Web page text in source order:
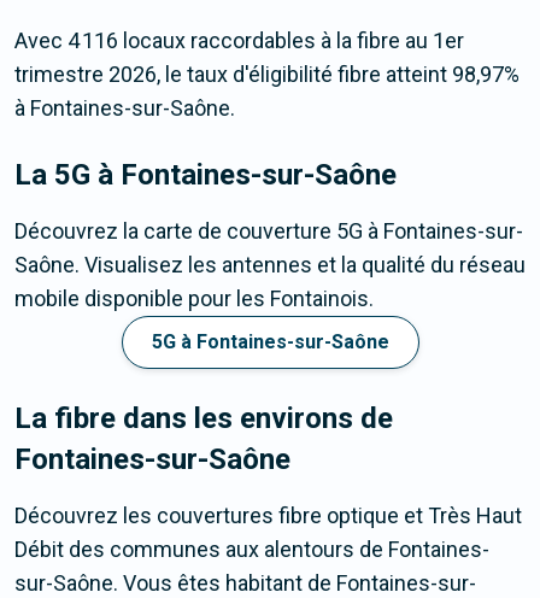
Avec 4 116 locaux raccordables à la fibre au 1er
trimestre 2026, le taux d'éligibilité fibre atteint 98,97%
à Fontaines-sur-Saône.
La 5G à Fontaines-sur-Saône
Découvrez la carte de couverture 5G à Fontaines-sur-
Saône. Visualisez les antennes et la qualité du réseau
mobile disponible pour les Fontainois.
5G à Fontaines-sur-Saône
La fibre dans les environs de
Fontaines-sur-Saône
Découvrez les couvertures fibre optique et Très Haut
Débit des communes aux alentours de Fontaines-
sur-Saône. Vous êtes habitant de Fontaines-sur-